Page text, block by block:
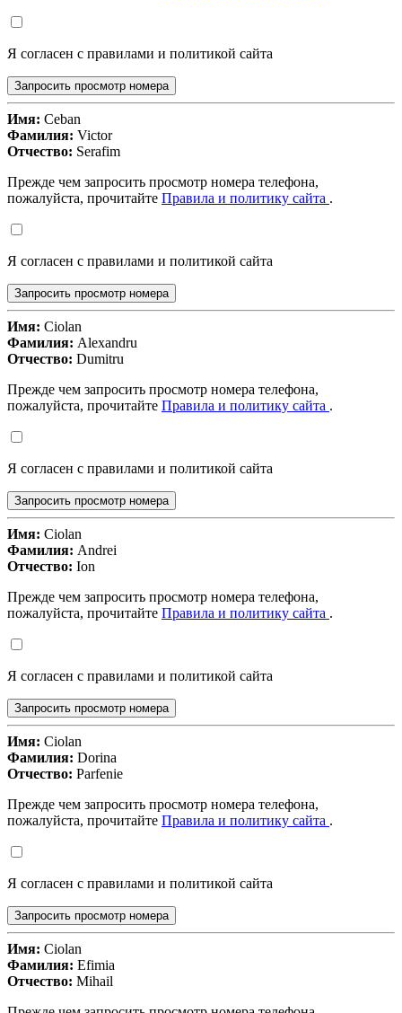
Я согласен с правилами и политикой сайта
Запросить просмотр номера
Имя: Ceban
Фамилия: Victor
Отчество: Serafim
Прежде чем запросить просмотр номера телефона,
пожалуйста, прочитайте Правила и политику сайта .
Я согласен с правилами и политикой сайта
Запросить просмотр номера
Имя: Ciolan
Фамилия: Alexandru
Отчество: Dumitru
Прежде чем запросить просмотр номера телефона,
пожалуйста, прочитайте Правила и политику сайта .
Я согласен с правилами и политикой сайта
Запросить просмотр номера
Имя: Ciolan
Фамилия: Andrei
Отчество: Ion
Прежде чем запросить просмотр номера телефона,
пожалуйста, прочитайте Правила и политику сайта .
Я согласен с правилами и политикой сайта
Запросить просмотр номера
Имя: Ciolan
Фамилия: Dorina
Отчество: Parfenie
Прежде чем запросить просмотр номера телефона,
пожалуйста, прочитайте Правила и политику сайта .
Я согласен с правилами и политикой сайта
Запросить просмотр номера
Имя: Ciolan
Фамилия: Efimia
Отчество: Mihail